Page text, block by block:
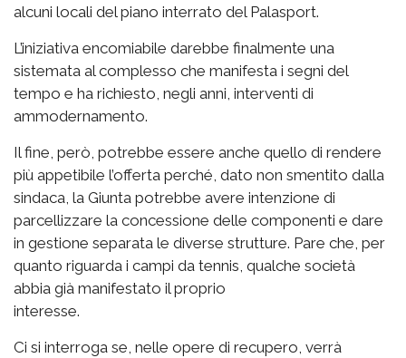
alcuni locali del piano interrato del Palasport.
L’iniziativa encomiabile darebbe finalmente una
sistemata al complesso che manifesta i segni del
tempo e ha richiesto, negli anni, interventi di
ammodernamento.
Il fine, però, potrebbe essere anche quello di rendere
più appetibile l’offerta perché, dato non smentito dalla
sindaca, la Giunta potrebbe avere intenzione di
parcellizzare la concessione delle componenti e dare
in gestione separata le diverse strutture. Pare che, per
quanto riguarda i campi da tennis, qualche società
abbia già manifestato il proprio
interesse.
Ci si interroga se, nelle opere di recupero, verrà